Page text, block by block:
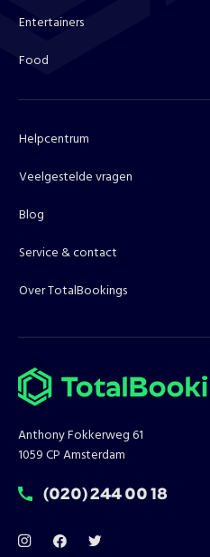
Entertainers
Food
Helpcentrum
Veelgestelde vragen
Blog
Service & contact
Over TotalBookings
Anthony Fokkerweg 61
1059 CP Amsterdam
T:
(020) 244 00 18